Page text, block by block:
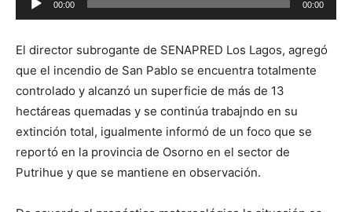
de
00:00 00:00
El director subrogante de SENAPRED Los Lagos, agregó
que el incendio de San Pablo se encuentra totalmente
controlado y alcanzó un superficie de más de 13
hectáreas quemadas y se continúa trabajndo en su
extinción total, igualmente informó de un foco que se
reportó en la provincia de Osorno en el sector de
Putrihue y que se mantiene en observación.